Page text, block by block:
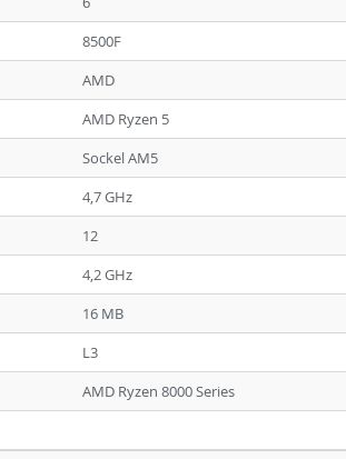
8500F
AMD
AMD Ryzen 5
Sockel AM5
4,7 GHz
12
4,2 GHz
16 MB
L3
AMD Ryzen 8000 Series